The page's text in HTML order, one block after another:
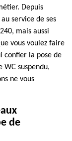
Depuis
service de ses
mais aussi
vous voulez faire
confier la pose de
suspendu,
ne vous
de